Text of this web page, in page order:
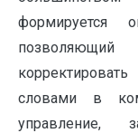
формируется
позволяющий
словами в
управление,